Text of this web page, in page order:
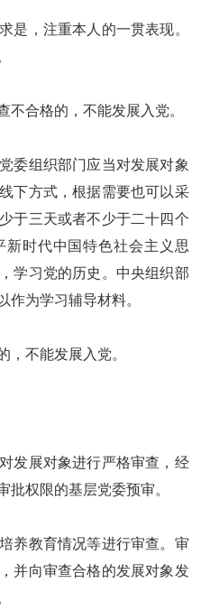
是，注重本人的一贯表现。
不合格的，不能发展入党。
委组织部门应当对发展对象
下方式，根据需要也可以采
于三天或者不少于二十四个
时代中国特色社会主义思
学习党的历史。中央组织部
作为学习辅导材料。
，不能发展入党。
发展对象进行严格审查，经
批权限的基层党委预审。
养教育情况等进行审查。审
并向审查合格的发展对象发